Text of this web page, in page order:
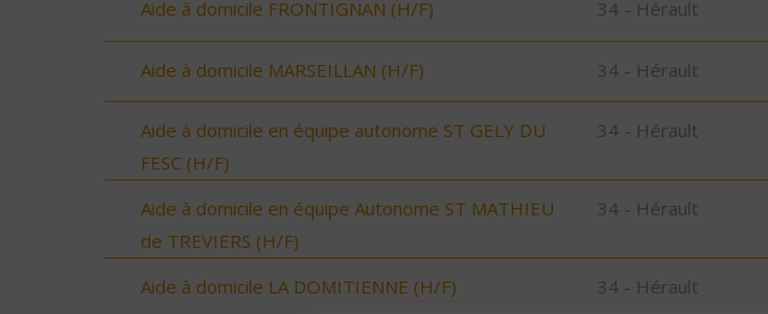
Aide à domicile FRONTIGNAN (H/F) 34 - Hérault
Aide à domicile MARSEILLAN (H/F) 34 - Hérault
Aide à domicile en équipe autonome ST GELY DU
FESC (H/F)
34 - Hérault
Aide à domicile en équipe Autonome ST MATHIEU
de TREVIERS (H/F)
34 - Hérault
Aide à domicile LA DOMITIENNE (H/F) 34 - Hérault